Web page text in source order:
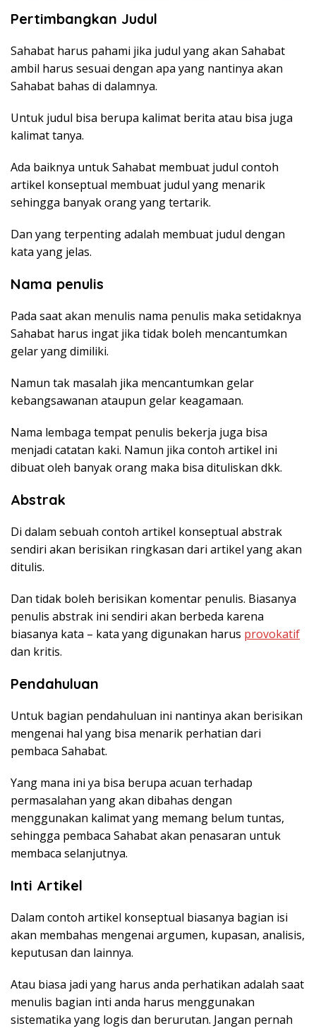
Pertimbangkan Judul
Sahabat harus pahami jika judul yang akan Sahabat
ambil harus sesuai dengan apa yang nantinya akan
Sahabat bahas di dalamnya.
Untuk judul bisa berupa kalimat berita atau bisa juga
kalimat tanya.
Ada baiknya untuk Sahabat membuat judul contoh
artikel konseptual membuat judul yang menarik
sehingga banyak orang yang tertarik.
Dan yang terpenting adalah membuat judul dengan
kata yang jelas.
Nama penulis
Pada saat akan menulis nama penulis maka setidaknya
Sahabat harus ingat jika tidak boleh mencantumkan
gelar yang dimiliki.
Namun tak masalah jika mencantumkan gelar
kebangsawanan ataupun gelar keagamaan.
Nama lembaga tempat penulis bekerja juga bisa
menjadi catatan kaki. Namun jika contoh artikel ini
dibuat oleh banyak orang maka bisa dituliskan dkk.
Abstrak
Di dalam sebuah contoh artikel konseptual abstrak
sendiri akan berisikan ringkasan dari artikel yang akan
ditulis.
Dan tidak boleh berisikan komentar penulis. Biasanya
penulis abstrak ini sendiri akan berbeda karena
biasanya kata – kata yang digunakan harus provokatif
dan kritis.
Pendahuluan
Untuk bagian pendahuluan ini nantinya akan berisikan
mengenai hal yang bisa menarik perhatian dari
pembaca Sahabat.
Yang mana ini ya bisa berupa acuan terhadap
permasalahan yang akan dibahas dengan
menggunakan kalimat yang memang belum tuntas,
sehingga pembaca Sahabat akan penasaran untuk
membaca selanjutnya.
Inti Artikel
Dalam contoh artikel konseptual biasanya bagian isi
akan membahas mengenai argumen, kupasan, analisis,
keputusan dan lainnya.
Atau biasa jadi yang harus anda perhatikan adalah saat
menulis bagian inti anda harus menggunakan
sistematika yang logis dan berurutan. Jangan pernah